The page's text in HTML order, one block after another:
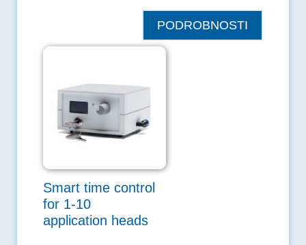
PODROBNOSTI
Smart time control
for 1-10
application heads